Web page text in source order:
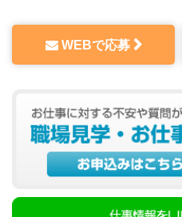
WEBで応募